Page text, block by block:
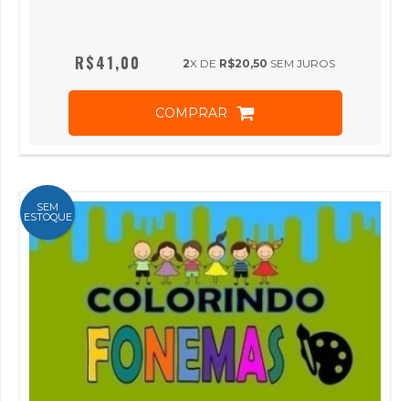
R$41,00 2X DE R$20,50 SEM JUROS
COMPRAR
SEM
ESTOQUE